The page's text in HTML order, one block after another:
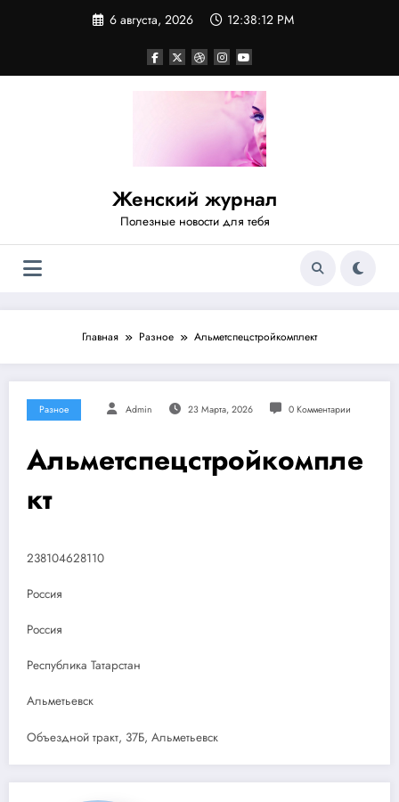
6 августа, 2026 12:38:12 PM
Женский журнал
Полезные новости для тебя
Главная Разное Альметспецстройкомплект
Разное Admin 23 Марта, 2026 0 Комментарии
Альметспецстройкомпле
кт
238104628110
Россия
Россия
Республика Татарстан
Альметьевск
Объездной тракт, 37Б, Альметьевск